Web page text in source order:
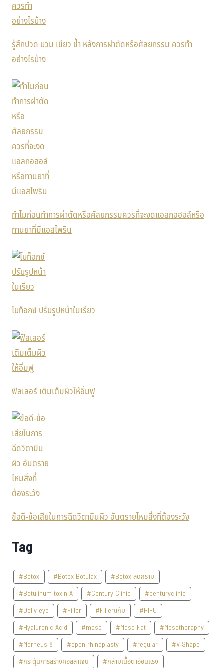
รู้สึกปวด บวม เขียว ช้ำ หลังการผ่าตัดหรือศัลยกรรม ควรทำ
อย่างไรบ้าง
ทำไมก่อนทำการผ่าตัดหรือศัลยกรรมควรที่จะงดแอลกอฮอล์หรือ
ทานยาที่มีแอสไพริน
โบท็อกซ์ ปรับรูปหน้าในเรียว
ฟิลเลอร์ เติมเต็มผิวให้อิ่มฟู
ข้อดี-ข้อเสียในการฉีดวิตามินผิว อันตรายไหมสิ่งที่ต้องระวัง
Tag
#Botox #Botox Botulax
#Botox ลดกราม
#Botulinum toxin A
#Century Clinic
#centuryclinic
#Dolly eye
#Filler #Fillerแก้ม
#HIFU
#Hyaluronic Acid
#meso #Meso Fat
#Mesotheraphy
#Morheus 8
#open rhinoplasty #regular
#V-Shape
#กระตุ้นการสร้างคอลลาเจน
#กล้ามเนื้อตาอ่อนแรง